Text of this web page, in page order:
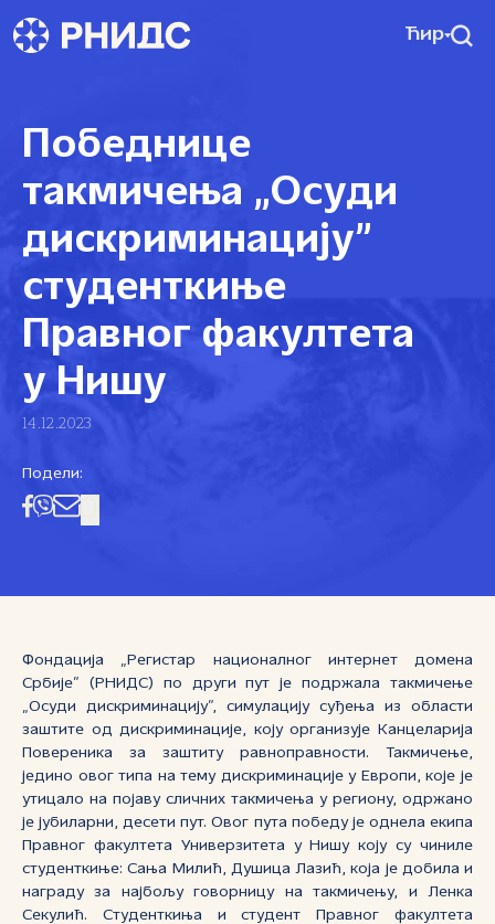
Ћир
Победнице
такмичења „Осуди
дискриминацију”
студенткиње
Правног факултета
у Нишу
14.12.2023
Подели:
Фондација „Регистар националног интернет домена
Србије” (РНИДС) по други пут је подржала такмичење
„Осуди дискриминацију”, симулацију суђења из области
заштите од дискриминације, коју организује Канцеларија
Повереника за заштиту равноправности. Такмичење,
једино овог типа на тему дискриминације у Европи, које је
утицало на појаву сличних такмичења у региону, одржано
је јубиларни, десети пут. Овог пута победу је однела екипа
Правног факултета Универзитета у Нишу коју су чиниле
студенткиње: Сања Милић, Душица Лазић, која је добила и
награду за најбољу говорницу на такмичењу, и Ленка
Секулић. Студенткиња и студент Правног факултета